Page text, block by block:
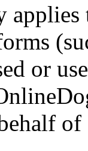
or